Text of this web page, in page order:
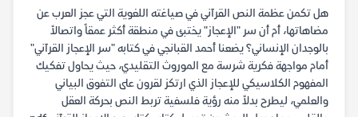
هل تكمن عظمة النص القرآني في صياغته اللغوية التي عجز العرب عن
مضاهاتها، أم أن سر "الإعجاز" يختبئ في منطقة أكثر عمقاً واتصالاً
بالوجدان الإنساني؟ يضعنا أحمد القبانجي في كتابه "سر الإعجاز القرآني"
أمام مواجهة فكرية شرسة مع الموروث التقليدي، حيث يحاول تفكيك
المفهوم الكلاسيكي للإعجاز الذي ارتكز لقرون على التفوق البياني
والعلمي، ليطرح بدلاً منه رؤية فلسفية تربط النص بحركة العقل